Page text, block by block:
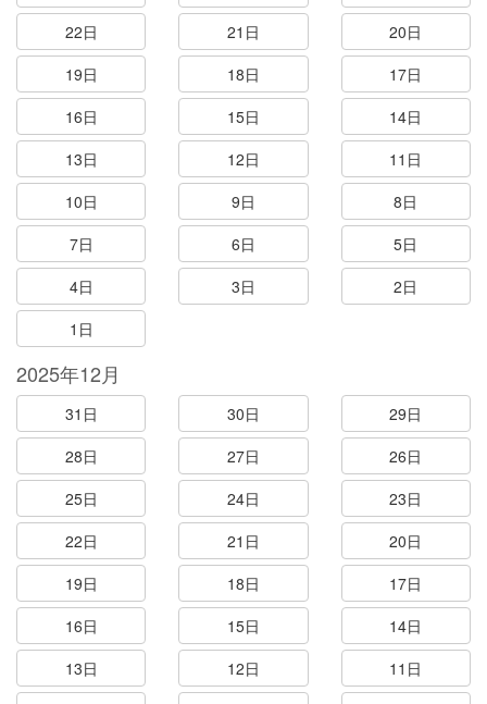
22日 21日
20日
19日
18日
17日
16日
15日
14日
13日
12日
11日
10日
9日
8日
7日
6日
5日
4日
3日
2日
1日
2025年12月
31日 30日
29日
28日
27日
26日
25日
24日
23日
22日
21日
20日
19日
18日
17日
16日
15日
14日
13日
12日
11日